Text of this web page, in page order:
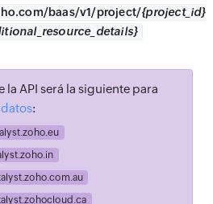
baas/v1/project/{project_id}
la API será la siguiente para
: